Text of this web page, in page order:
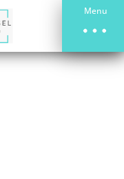
Menu